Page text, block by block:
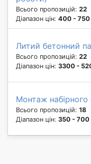
Всього пропозицій: 22
Діапазон цін: 400 - 750
Литий бетонний
Всього пропозицій: 22
Діапазон цін: 3300 -
Монтаж набірного
Всього пропозицій: 18
Діапазон цін: 350 - 700